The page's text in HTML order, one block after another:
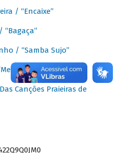
/ “Encaixe”
/ “Samba Sujo”
Pandeiro”
Canções Praieiras de